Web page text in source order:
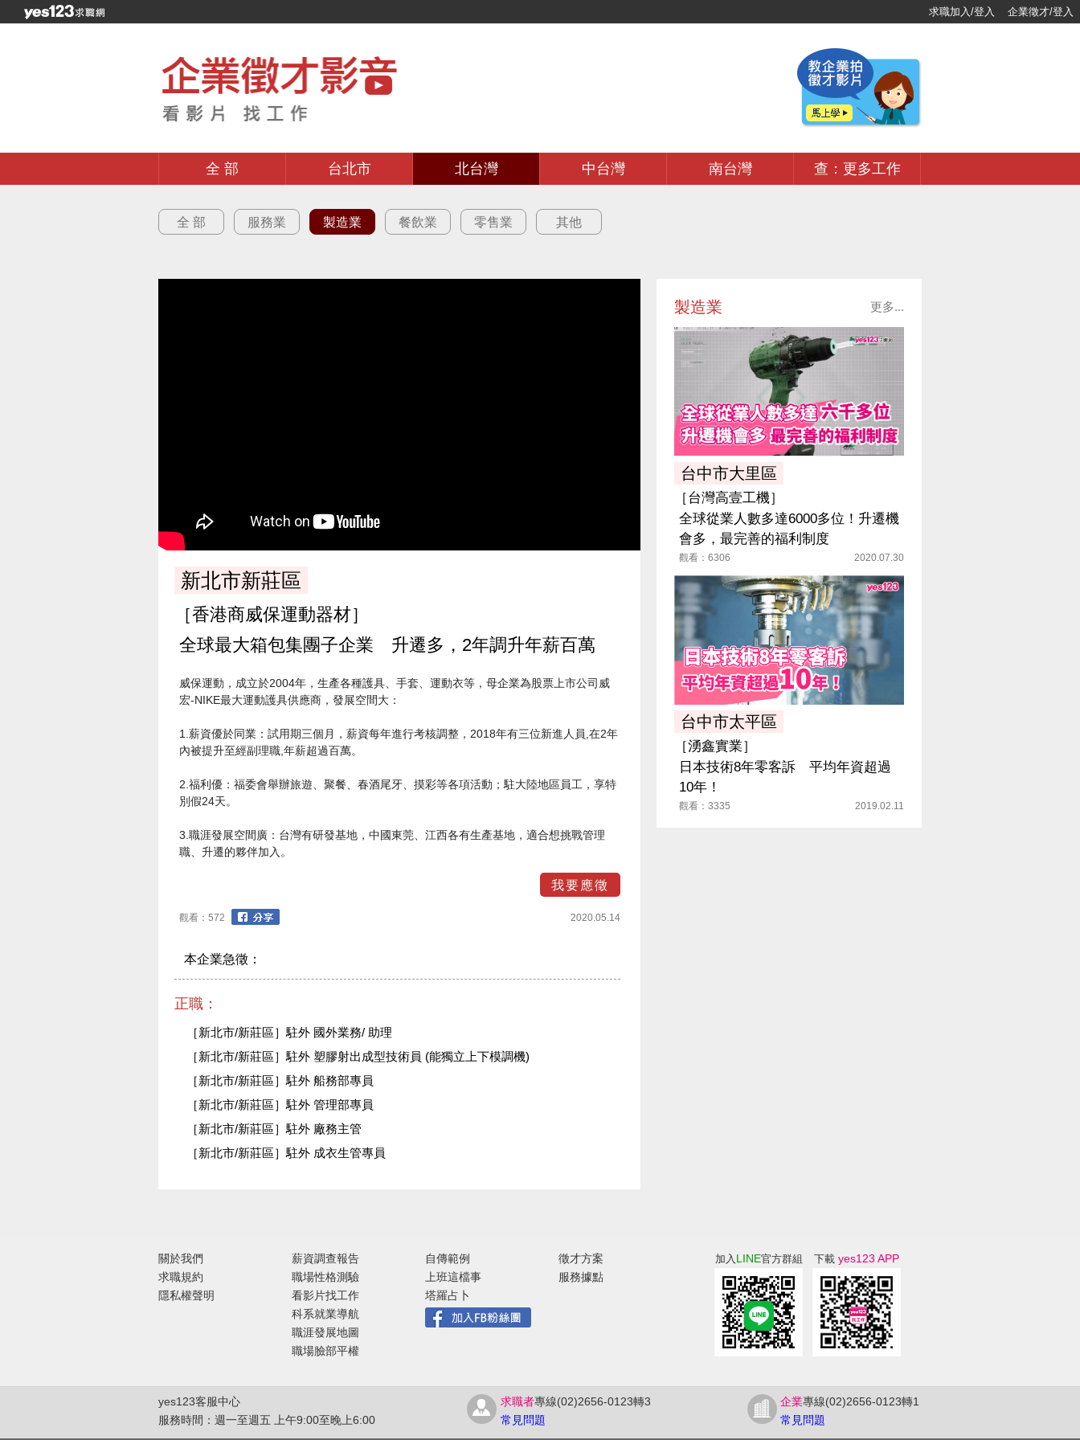
求職加入/登入 企業徵才/登入
全 部 台北市 北台灣 中台灣 南台灣 查：更多工作
全 部 服務業 製造業 餐飲業 零售業 其他
新北市新莊區
［香港商威保運動器材］
全球最大箱包集團子企業 升遷多，2年調升年薪百萬
威保運動，成立於2004年，生產各種護具、手套、運動衣等，母企業為股票上市公司威
宏-NIKE最大運動護具供應商，發展空間大：
1.薪資優於同業：試用期三個月，薪資每年進行考核調整，2018年有三位新進人員,在2年
內被提升至經副理職,年薪超過百萬。
2.福利優：福委會舉辦旅遊、聚餐、春酒尾牙、摸彩等各項活動；駐大陸地區員工，享特
別假24天。
3.職涯發展空間廣：台灣有研發基地，中國東莞、江西各有生產基地，適合想挑戰管理
職、升遷的夥伴加入。
觀看：572 2020.05.14
本企業急徵：
正職：
［新北市/新莊區］駐外 國外業務/ 助理
［新北市/新莊區］駐外 塑膠射出成型技術員 (能獨立上下模調機)
［新北市/新莊區］駐外 船務部專員
［新北市/新莊區］駐外 管理部專員
［新北市/新莊區］駐外 廠務主管
［新北市/新莊區］駐外 成衣生管專員
製造業 更多...
台中市大里區
［台灣高壹工機］
全球從業人數多達6000多位！升遷機
會多，最完善的福利制度
觀看：6306 2020.07.30
台中市太平區
［湧鑫實業］
日本技術8年零客訴 平均年資超過
10年！
觀看：3335 2019.02.11
關於我們
求職規約
隱私權聲明
薪資調查報告
職場性格測驗
看影片找工作
科系就業導航
職涯發展地圖
職場臉部平權
自傳範例
上班這檔事
塔羅占卜
徵才方案
服務據點
加入 LINE官方群組 下載 yes123 APP
yes123客服中心
服務時間：週一至週五 上午9:00至晚上6:00
求職者專線(02)2656-0123轉3
常見問題
企業專線(02)2656-0123轉1
常見問題